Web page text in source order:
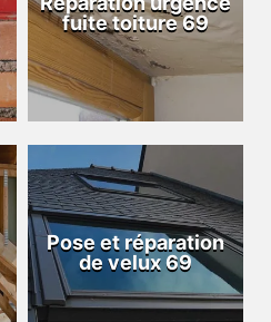
fuite toiture 69
Pose et réparation
de velux 69